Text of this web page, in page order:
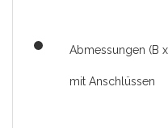
Abmessungen (B
mit Anschlüssen